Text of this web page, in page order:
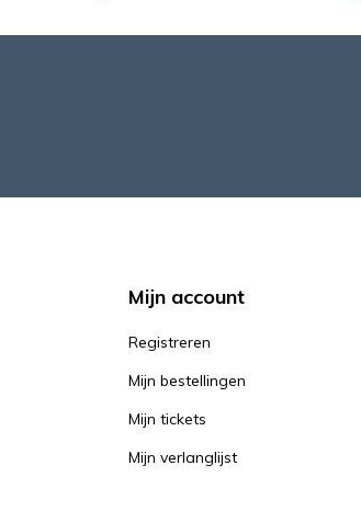
Mijn account
Registreren
Mijn bestellingen
Mijn tickets
Mijn verlanglijst